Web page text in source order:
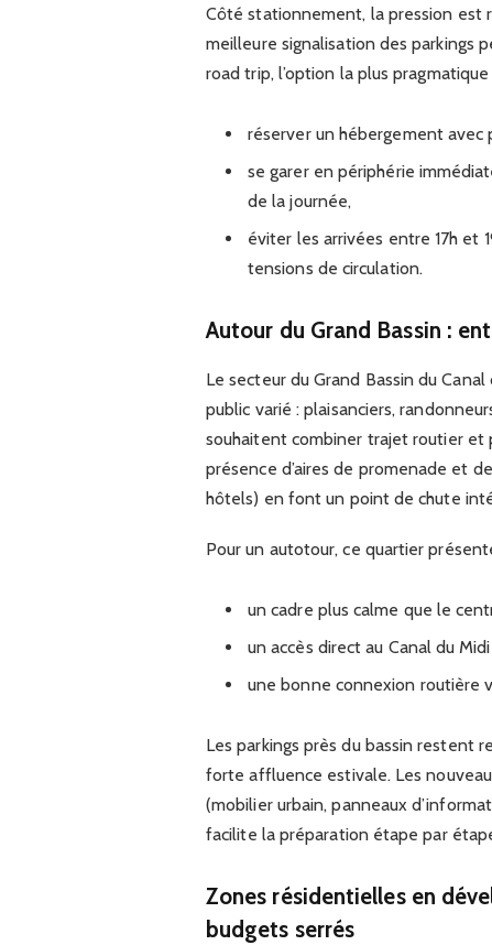
Côté stationnement, la pression est
meilleure signalisation des parkings
road trip, l’option la plus
réserver un hébergement avec
se garer en périphérie
de la journée,
éviter les arrivées entre 17h et
tensions de circulation.
Autour du Grand Bassin :
Le secteur du Grand Bassin du
public varié : plaisanciers,
souhaitent combiner trajet routier et
présence d’aires de promenade et
hôtels) en font un point de chute
Pour un autotour, ce quartier
un cadre plus calme que le
un accès direct au Canal du
une bonne connexion routière
Les parkings près du bassin restent
forte affluence estivale. Les
(mobilier urbain, panneaux
facilite la préparation étape par
Zones résidentielles en
budgets serrés